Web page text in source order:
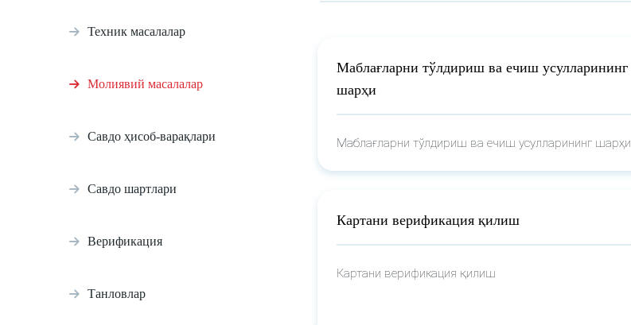
Техник масалалар
Молиявий масалалар
Савдо ҳисоб-варақлари
Савдо шартлари
Верификация
Танловлар
Маблағларни тўлдириш ва ечиш усулларининг
шарҳи
Маблағларни тўлдириш ва ечиш усулларининг шарҳи
Картани верификация қилиш
Картани верификация қилиш